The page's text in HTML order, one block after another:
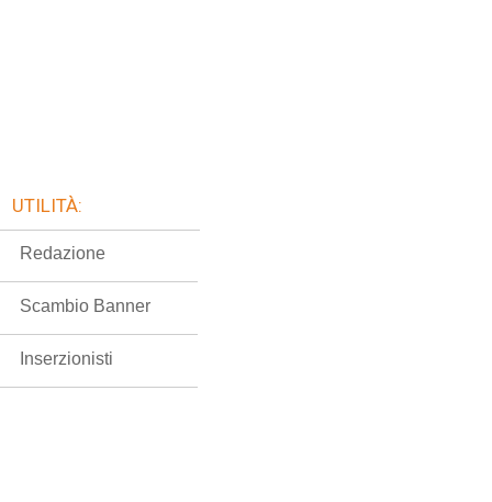
UTILITÀ:
Redazione
Scambio Banner
Inserzionisti